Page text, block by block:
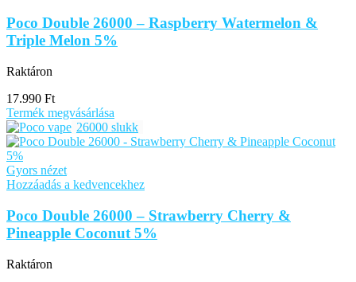
Poco Double 26000 – Raspberry Watermelon &
Triple Melon 5%
Raktáron
17.990 Ft
Termék megvásárlása
26000 slukk
Gyors nézet
Hozzáadás a kedvencekhez
Poco Double 26000 – Strawberry Cherry &
Pineapple Coconut 5%
Raktáron